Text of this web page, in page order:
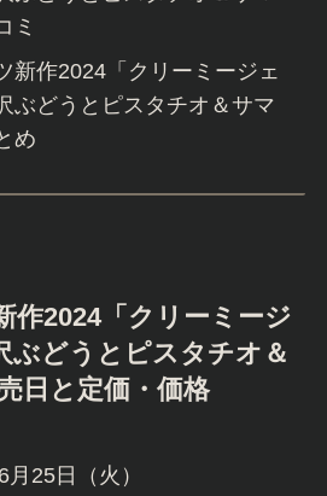
ミ
新作2024「クリーミージェ
ぶどうとピスタチオ＆サマ
め
作2024「クリーミージ
ぶどうとピスタチオ＆
日と定価・価格
月25日（火）